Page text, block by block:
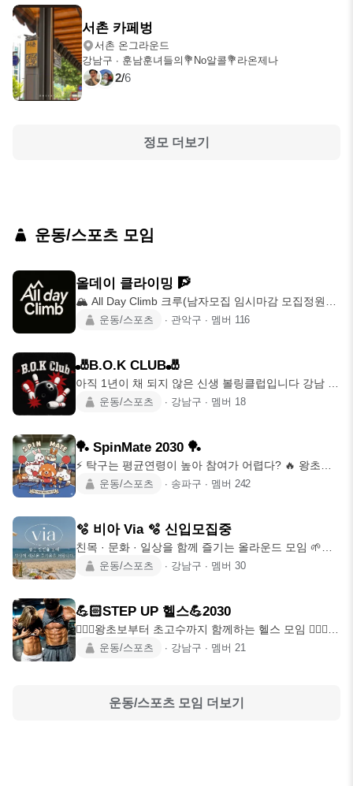
오후 3:00
서촌 카페벙
서촌 온그라운드
강남구 ∙ 훈남훈녀들의💐No알콜💐라온제나
2/6
정모 더보기
운동/스포츠 모임
올데이 클라이밍 🧗
🏔️ All Day Climb 크루(남자모집 임시마감 모집정원
118명) ⚠️공지 확인하
운동/스포츠 ∙ 관악구 ∙ 멤버 116
🎳B.O.K CLUB🎳
아직 1년이 채 되지 않은 신생 볼링클럽입니다 강남 라
인볼링장에서 상주하고 있고 정기전
운동/스포츠 ∙ 강남구 ∙ 멤버 18
🏓 SpinMate 2030 🏓
⚡️ 탁구는 평균연령이 높아 참여가 어렵다? 🔥 왕초보
라 모임 나가기가 애매하다? 😁 즐거
운동/스포츠 ∙ 송파구 ∙ 멤버 242
🫧 비아 Via 🫧 신입모집중
친목 · 문화 · 일상을 함께 즐기는 올라운드 모임 🌱
운동/스포츠 ∙ 강남구 ∙ 멤버 30
💪🏻STEP UP 헬스💪2030
🏋🏻‍♂️왕초보부터 초고수까지 함께하는 헬스 모임 🏋🏻‍♂️
💪🏻헬스가 처음이어도 부담 없
운동/스포츠 ∙ 강남구 ∙ 멤버 21
운동/스포츠 모임 더보기